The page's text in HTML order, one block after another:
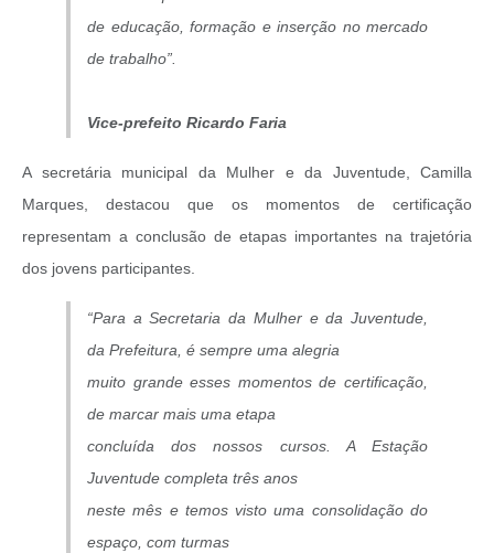
de educação, formação e inserção no mercado
de trabalho”.
Vice-prefeito Ricardo Faria
A secretária municipal da Mulher e da Juventude, Camilla
Marques, destacou que os momentos de certificação
representam a conclusão de etapas importantes na trajetória
dos jovens participantes.
“Para a Secretaria da Mulher e da Juventude,
da Prefeitura, é sempre uma alegria
muito grande esses momentos de certificação,
de marcar mais uma etapa
concluída dos nossos cursos. A Estação
Juventude completa três anos
neste mês e temos visto uma consolidação do
espaço, com turmas